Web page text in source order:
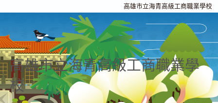
高雄市立海青高級工商職業學校
高雄市立海青高級工商職業學
校